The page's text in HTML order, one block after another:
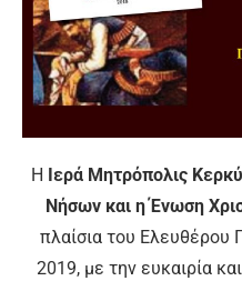
Η Ιερά Μητρόπολις
Νήσων και η Ένωση
πλαίσια του Ελευθέρου
2019, με την ευκαιρία